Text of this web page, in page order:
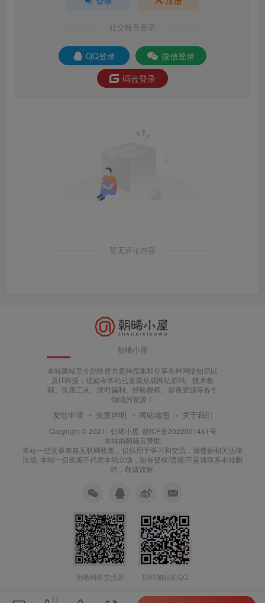
社交账号登录
QQ登录
微信登录
码云登录
暂无评论内容
朝晞小屋
本站建站至今始终努力坚持搜集和分享各种网络知识以
及IT科技，现如今本站已发展形成网站源码、技术教
程、实用工具、限时福利、经验教程、影视资源等各个
领域的资源！
友链申请 免责声明 网站地图 关于我们
Copyright © 2021 · 朝晞小屋 陕ICP备2022001461号
本站由朝晞云赞助
本站一些文章来自互联网收集，仅供用于学习和交流，请遵循相关法律
法规. 本站一切资源不代表本站立场，如有侵权/违规/不妥请联系本站删
除，敬请谅解.
朝晞网络交流群 扫码加站长QQ
11